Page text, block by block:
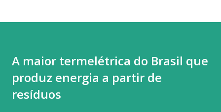
A maior termelétrica do Brasil que
produz energia a partir de
resíduos